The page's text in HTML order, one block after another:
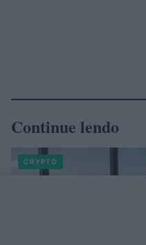
Continue lendo
CRYPTO